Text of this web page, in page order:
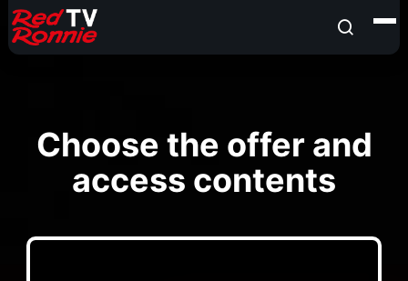
Choose the offer and
access contents